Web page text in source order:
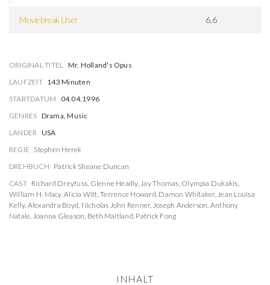
Moviebreak User 6.6
ORIGINAL TITEL Mr. Holland's Opus
LAUFZEIT 143 Minuten
STARTDATUM
04.04.1996
GENRES Drama, Music
LÄNDER USA
REGIE Stephen Herek
DREHBUCH Patrick Sheane Duncan
CAST Richard Dreyfuss, Glenne Headly,Jay Thomas, Olympia Dukakis,
William H. Macy,Alicia Witt,Terrence Howard, Damon Whitaker,Jean Louisa
Kelly, Alexandra Boyd, Nicholas John Renner, Joseph Anderson, Anthony
Natale, Joanna Gleason, Beth Maitland, Patrick Fong
INHALT